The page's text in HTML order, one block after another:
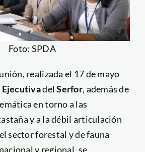
Foto: SPDA
realizada el 17 de mayo
delSerfor, además de
en torno a las
y a la débil articulación
sector forestal y de fauna
y regional, se